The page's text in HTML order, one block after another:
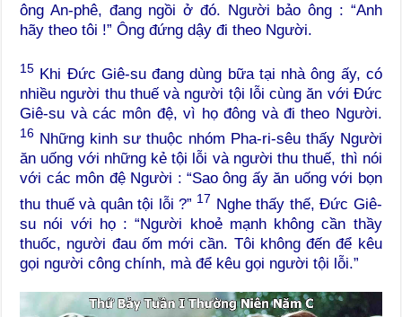
ông An-phê, đang ngồi ở đó. Người bảo ông : “Anh
hãy theo tôi !” Ông đứng dậy đi theo Người.
15 Khi Đức Giê-su đang dùng bữa tại nhà ông ấy, có
nhiều người thu thuế và người tội lỗi cùng ăn với Đức
Giê-su và các môn đệ, vì họ đông và đi theo Người.
16 Những kinh sư thuộc nhóm Pha-ri-sêu thấy Người
ăn uống với những kẻ tội lỗi và người thu thuế, thì nói
với các môn đệ Người : “Sao ông ấy ăn uống với bọn
thu thuế và quân tội lỗi ?” 17 Nghe thấy thế, Đức Giê-
su nói với họ : “Người khoẻ mạnh không cần thầy
thuốc, người đau ốm mới cần. Tôi không đến để kêu
gọi người công chính, mà để kêu gọi người tội lỗi.”